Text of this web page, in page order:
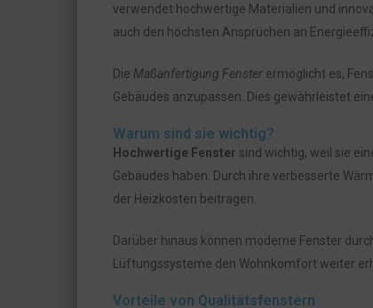
verwendet hochwertige Materialien und
auch den höchsten Ansprüchen an
Die Maßanfertigung Fenster ermöglicht es,
Gebäudes anzupassen. Dies gewährleistet
Warum sind sie wichtig?
Hochwertige Fenster sind wichtig, weil sie
Gebäudes haben. Durch ihre verbesserte
der Heizkosten beitragen.
Darüber hinaus können moderne Fenster
Lüftungssysteme den Wohnkomfort weiter
Vorteile von Qualitätsfenstern